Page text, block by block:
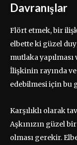
Davranışlar
Flört etmek, bir
elbette ki güzel
mutlaka yapılması
İlişkinin rayında
edebilmesi için bu
Karşılıklı olarak
Aşkınızın güzel
olması gerekir.